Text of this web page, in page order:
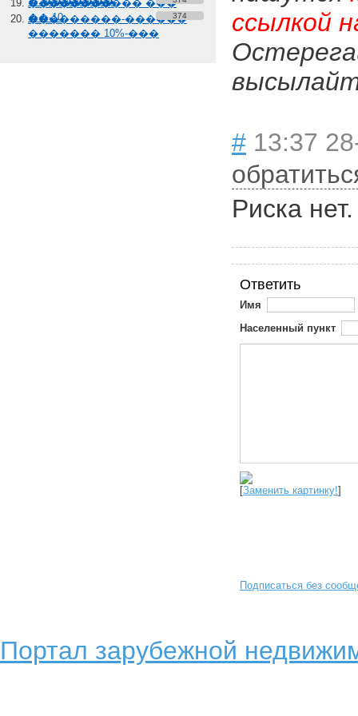
����������� ���
��-10
���������-������
������� 10%-���
374
ссылкой
# 13:37
Риска нет.
Ответить
Имя
Населенный пункт
[Заменить картинку!]
Подписаться без
Портал зарубежной